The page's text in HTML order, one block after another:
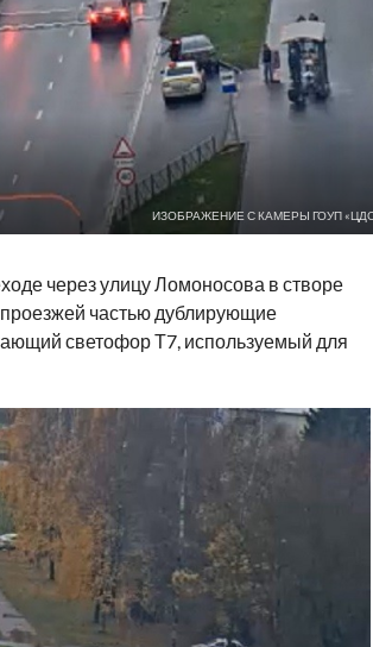
ИЗОБРАЖЕНИЕ С КАМЕРЫ ГОУП
через улицу Ломоносова в створе
частью дублирующие
светофор Т7, используемый для